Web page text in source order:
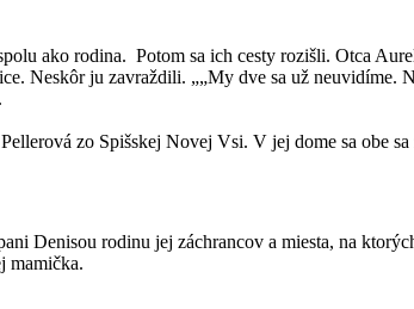
ako rodina. Potom sa ich cesty rozišli. Otca
Neskôr ju zavraždili. „„My dve sa už neuvidíme.
zo Spišskej Novej Vsi. V jej dome sa obe
Denisou rodinu jej záchrancov a miesta, na
mamička.